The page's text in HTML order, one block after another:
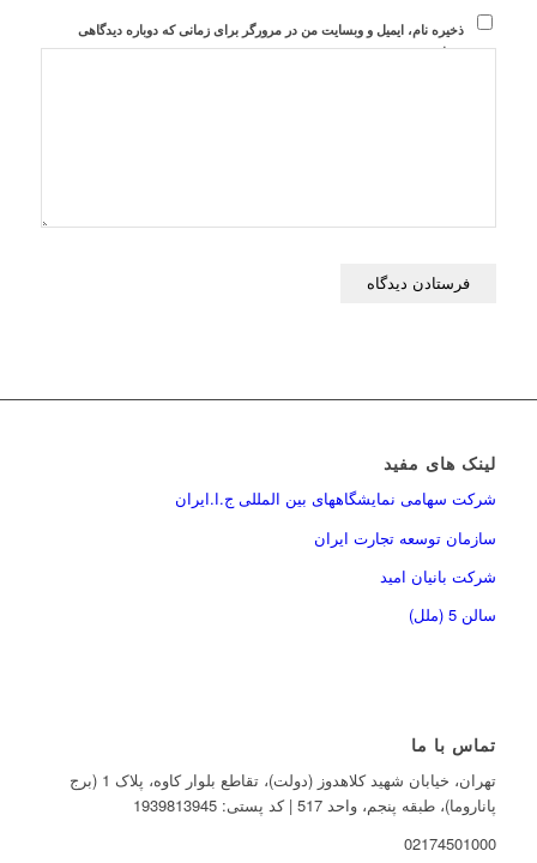
ذخیره نام، ایمیل و وبسایت من در مرورگر برای زمانی که دوباره دیدگاهی
می‌نویسم.
لینک های مفید
شرکت سهامی نمایشگاههای بین المللی ج.ا.ایران
سازمان توسعه تجارت ایران
شرکت بانیان امید
سالن 5 (ملل)
تماس با ما
تهران، خیابان شهید کلاهدوز (دولت)، تقاطع بلوار کاوه، پلاک 1 (برج
پاناروما)، طبقه پنجم، واحد 517 | کد پستی: 1939813945
02174501000